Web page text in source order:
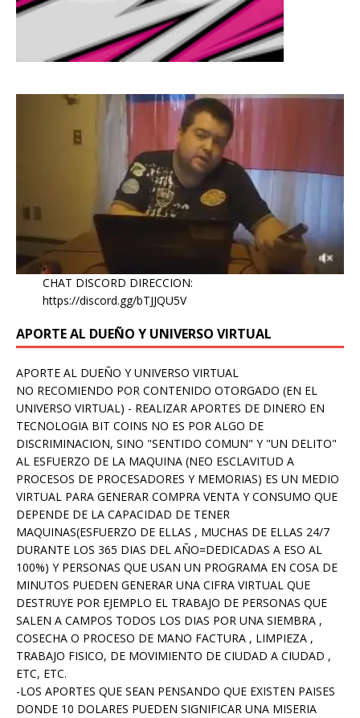
CHAT DISCORD DIRECCION:
https://discord.gg/bTJJQU5V
APORTE AL DUEÑO Y UNIVERSO VIRTUAL
APORTE AL DUEÑO Y UNIVERSO VIRTUAL
NO RECOMIENDO POR CONTENIDO OTORGADO (EN EL
UNIVERSO VIRTUAL) - REALIZAR APORTES DE DINERO EN
TECNOLOGIA BIT COINS NO ES POR ALGO DE
DISCRIMINACION, SINO "SENTIDO COMUN" Y "UN DELITO"
AL ESFUERZO DE LA MAQUINA (NEO ESCLAVITUD A
PROCESOS DE PROCESADORES Y MEMORIAS) ES UN MEDIO
VIRTUAL PARA GENERAR COMPRA VENTA Y CONSUMO QUE
DEPENDE DE LA CAPACIDAD DE TENER
MAQUINAS(ESFUERZO DE ELLAS , MUCHAS DE ELLAS 24/7
DURANTE LOS 365 DIAS DEL AÑO=DEDICADAS A ESO AL
100%) Y PERSONAS QUE USAN UN PROGRAMA EN COSA DE
MINUTOS PUEDEN GENERAR UNA CIFRA VIRTUAL QUE
DESTRUYE POR EJEMPLO EL TRABAJO DE PERSONAS QUE
SALEN A CAMPOS TODOS LOS DIAS POR UNA SIEMBRA ,
COSECHA O PROCESO DE MANO FACTURA , LIMPIEZA ,
TRABAJO FISICO, DE MOVIMIENTO DE CIUDAD A CIUDAD ,
ETC, ETC.
-LOS APORTES QUE SEAN PENSANDO QUE EXISTEN PAISES
DONDE 10 DOLARES PUEDEN SIGNIFICAR UNA MISERIA